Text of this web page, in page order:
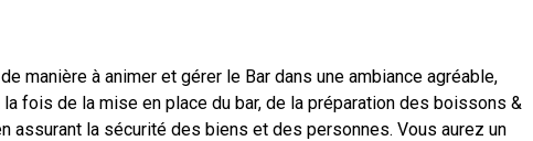
manière à animer et gérer le Bar dans une ambiance agréable,
fois de la mise en place du bar, de la préparation des boissons &
assurant la sécurité des biens et des personnes. Vous aurez un